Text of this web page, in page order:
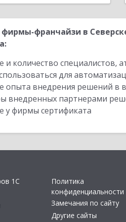
франчайзи в
и количество специалистов,
для
опыта внедрения решений в
внедренных партнерами
у фирмы сертификата
1С
Политика
конфиденциальности
Замечания по сайту
Другие сайты